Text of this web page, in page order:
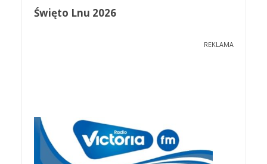
Święto Lnu 2026
REKLAMA